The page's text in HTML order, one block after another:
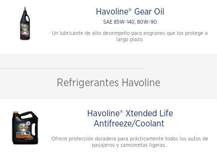
Havoline® Gear Oil
SAE 85W-140, 80W-90
Un lubricante de alto desempeño para engranes que los protege a
largo plazo.
Refrigerantes Havoline
Havoline® Xtended Life
Antifreeze/Coolant
Ofrece protección duradera para prácticamente todos los autos de
pasajeros y camionetas ligeras.